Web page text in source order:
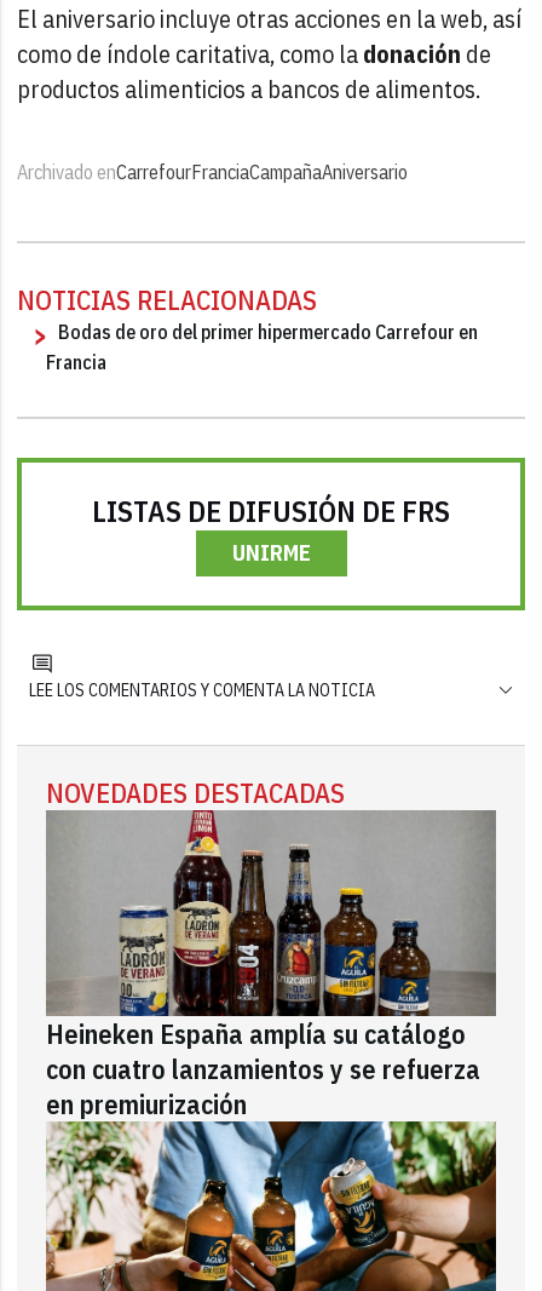
El aniversario incluye otras acciones en la web, así
como de índole caritativa, como ladonación de
productos alimenticios a bancos de alimentos.
Archivado enCarrefourFranciaCampañaAniversario
NOTICIAS RELACIONADAS
Bodas de oro del primer hipermercado Carrefour en
Francia
LISTAS DE DIFUSIÓN DE FRS
UNIRME
LEE LOS COMENTARIOS Y COMENTA LA NOTICIA
NOVEDADES DESTACADAS
Heineken España amplía su catálogo
con cuatro lanzamientos y se refuerza
en premiurización